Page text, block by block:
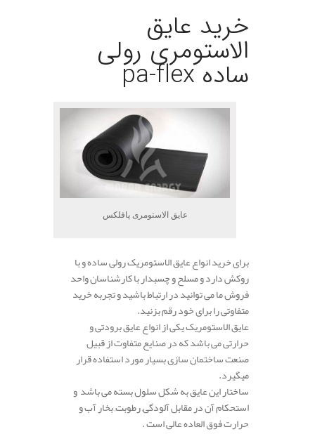
خرید عایق
الاستومری رولی
ساده pa-flex
عایق الاستومری پافلکس
برای خرید انواع عایق الاستومریک رولی ساده و با
روکش دارد و مسلح و چسبدار با کارشناسان واحد
فروش ما می توانید در ارتباط باشید و تجربه خرید
متفاوتی را برای خود رقم بزنید.
عایق الاستومریک یکی از انواع عایق برودتی و
حرارتی می باشد که در صنایع متفاوت از قبیل
صنعت ساختمان سازی بسیار مورد استفاده قرار
میگیرد.
ساختار این عایق به شکل سلول بسته می باشد و
استحکام آن در مقابل آلودگی, رطوبت, بخار آب و
حرارت فوق العاده عالی است .